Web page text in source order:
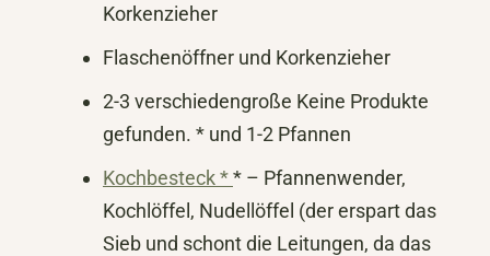
Korkenzieher
Flaschenöffner und Korkenzieher
2-3 verschiedengroße Keine Produkte
gefunden. * und 1-2 Pfannen
Kochbesteck ** – Pfannenwender,
Kochlöffel, Nudellöffel (der erspart das
Sieb und schont die Leitungen, da das